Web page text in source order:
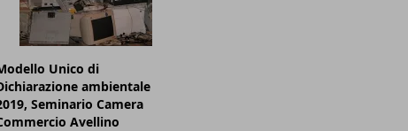
Unico di
ambientale
Seminario Camera
Avellino